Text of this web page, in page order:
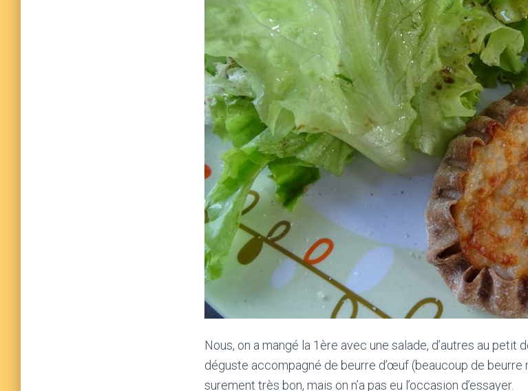
Nous, on a mangé la 1ère avec une salade, d’autres au petit
déguste accompagné de beurre d’œuf (beaucoup de beurre
surement très bon, mais on n’a pas eu l’occasion d’essayer.